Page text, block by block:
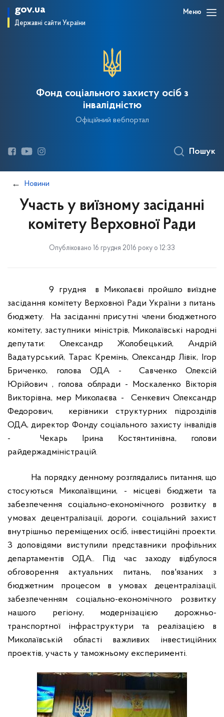
gov.ua
Державні сайти України
Меню
Фонд соціального захисту осіб з
інвалідністю
Офіційний вебпортал
Пошук
Новини
Участь у виїзному засіданні
комітету Верховної Ради
Опубліковано 16 грудня 2016 року о 12:33
9 грудня
в Миколаєві пройшло виїздне
засідання комітету Верховної Ради України з питань
бюджету. На засіданні присутні члени бюджетного
комітету, заступники міністрів, Миколаївські народні
депутати: Олександр Жолобецький, Андрій
Вадатурський, Тарас Кремінь, Олександр Лівік, Ігор
Бриченко, голова ОДА -
Савченко Олексій
Юрійович , голова облради - Москаленко Вікторія
Викторівна, мер Миколаєва -
Сенкевич Олександр
Федорович,
керівники структурних підрозділів
ОДА, директор Фонду соціального захисту інвалідів
-
Чекарь Ірина Костянтинівна, голови
райдержадміністрацій.
На порядку денному розглядались питання, що
стосуються Миколаївщини, - місцеві бюджети та
забезпечення соціально-економічного розвитку в
умовах децентралізації, дороги, соціальний захист
внутрішньо переміщених осіб, інвестиційні проекти.
З доповідями виступили представники профільних
департаментів ОДА.. Під час заходу відбулося
обговорення актуальних питань, пов'язаних з
бюджетним процесом в умовах децентралізації,
забезпеченням соціально-економічного розвитку
нашого регіону, модернізацією дорожньо-
транспортної інфраструктури та реалізацією в
Миколаївській області важливих інвестиційних
проектів, участь у таможньому експерименті.